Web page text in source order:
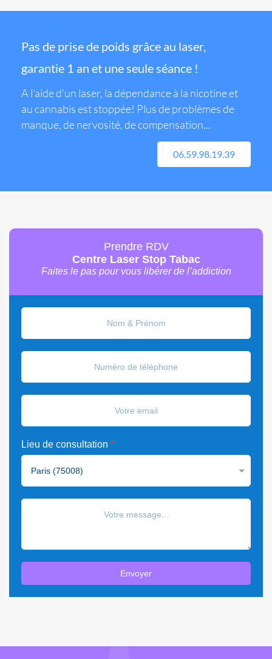
Pas de prise de poids grâce au laser,
garantie 1 an et une seule séance !
A l'aide d'un laser, la dépendance à la nicotine et
au cannabis est stoppée! Plus de problèmes de
manque, de nervosité, de compensation...
06.59.98.19.39
Prendre RDV
Centre Laser Stop Tabac
Faites le pas pour vous libérer de l’addiction
Lieu de consultation *
Envoyer